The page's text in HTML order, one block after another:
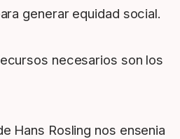
generar equidad social.
necesarios son los
Hans Rosling nos ensenia